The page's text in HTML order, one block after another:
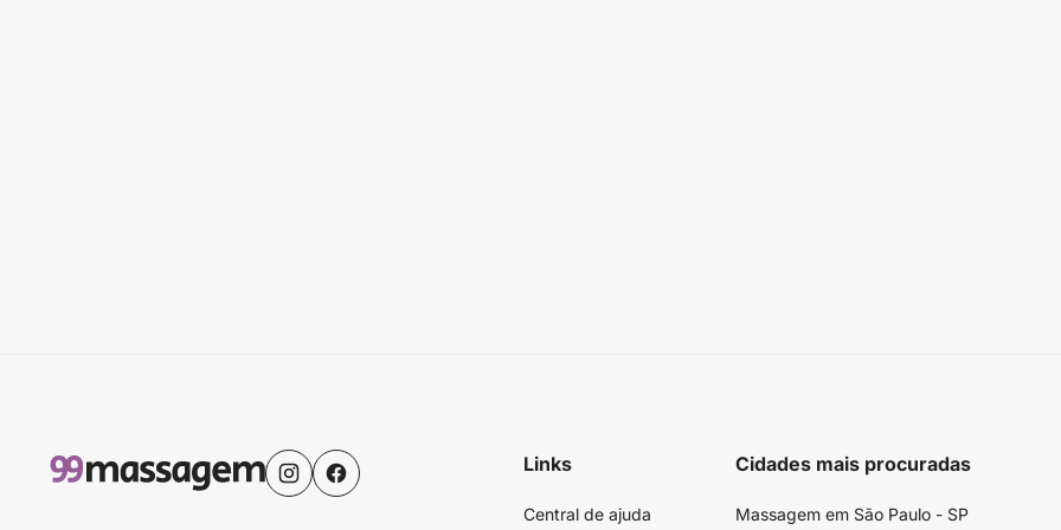
Links
Central de ajuda
Cidades mais procuradas
Massagem em São Paulo - SP